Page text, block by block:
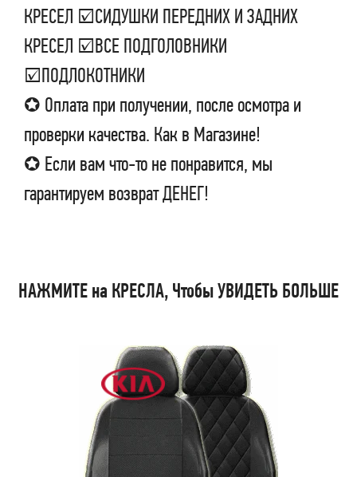
КРЕСЕЛ ☑СИДУШКИ ПЕРЕДНИХ И ЗАДНИХ
КРЕСЕЛ ☑ВСЕ ПОДГОЛОВНИКИ
☑ПОДЛОКОТНИКИ
✪ Оплата при получении, после осмотра и
проверки качества. Как в Магазине!
✪ Если вам что-то не понравится, мы
гарантируем возврат ДЕНЕГ!
НАЖМИТЕ на КРЕСЛА, Чтобы УВИДЕТЬ БОЛЬШЕ